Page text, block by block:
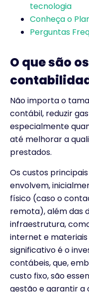
tecnologia
Conheça o
Perguntas
O que são
Não importa o
contábil, reduzir
especialmente
até melhorar a
prestados.
Os custos
envolvem,
físico (caso o
remota), além das
infraestrutura,
internet e
significativo é o
contábeis, que,
custo fixo, são
gestão e garantir a